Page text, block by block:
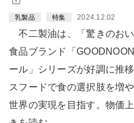
乳製品 特集 2024.12.02
不二製油は、「驚きのお
食品ブランド「
ール」シリーズが好調に推
スフードで食の選択肢を増
世界の実現を目指す。物価